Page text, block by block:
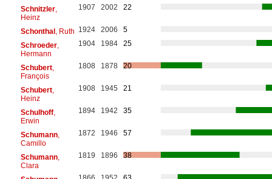
Schnitzler,
Heinz
1907 2002 22
Schonthal, Ruth 1924 2006
5
Schroeder,
Hermann
1904 1984 25
Schubert,
François
1808 1878 20
Schubert,
Heinz
1908 1945 21
Schulhoff,
Erwin
1894 1942 35
Schumann,
Camillo
1872 1946 57
Schumann,
Clara
1819 1896 38